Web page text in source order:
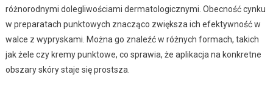
różnorodnymi dolegliwościami dermatologicznymi. Obecność cynku
w preparatach punktowych znacząco zwiększa ich efektywność w
walce z wypryskami. Można go znaleźć w różnych formach, takich
jak żele czy kremy punktowe, co sprawia, że aplikacja na konkretne
obszary skóry staje się prostsza.